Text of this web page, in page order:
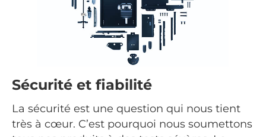
Sécurité et fiabilité
La sécurité est une question qui nous tient
très à cœur. C’est pourquoi nous soumettons